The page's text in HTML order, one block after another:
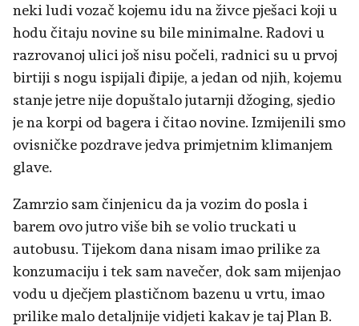
neki ludi vozač kojemu idu na živce pješaci koji u
hodu čitaju novine su bile minimalne. Radovi u
razrovanoj ulici još nisu počeli, radnici su u prvoj
birtiji s nogu ispijali đipije, a jedan od njih, kojemu
stanje jetre nije dopuštalo jutarnji džoging, sjedio
je na korpi od bagera i čitao novine. Izmijenili smo
ovisničke pozdrave jedva primjetnim klimanjem
glave.
Zamrzio sam činjenicu da ja vozim do posla i
barem ovo jutro više bih se volio truckati u
autobusu. Tijekom dana nisam imao prilike za
konzumaciju i tek sam navečer, dok sam mijenjao
vodu u dječjem plastičnom bazenu u vrtu, imao
prilike malo detaljnije vidjeti kakav je taj Plan B.